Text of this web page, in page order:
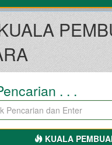
. . .
KUALA